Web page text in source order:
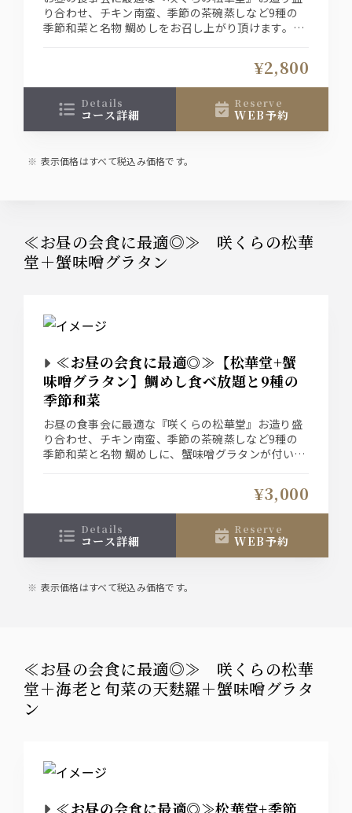
り合わせ、チキン南蛮、季節の茶碗蒸しなど9種の
季節和菜と名物 鯛めしをお召し上がり頂けます。
¥2,800
details
コース詳細
reserve
WEB予約
表示価格はすべて税込み価格です。
≪お昼の会食に最適◎≫ 咲くらの松華
堂＋蟹味噌グラタン
≪お昼の会食に最適◎≫【松華堂+蟹
味噌グラタン】鯛めし食べ放題と9種の
季節和菜
お昼の食事会に最適な『咲くらの松華堂』お造り盛
り合わせ、チキン南蛮、季節の茶碗蒸しなど9種の
季節和菜と名物 鯛めしに、蟹味噌グラタンが付いた
¥3,000
details
コース詳細
reserve
WEB予約
表示価格はすべて税込み価格です。
≪お昼の会食に最適◎≫ 咲くらの松華
堂＋海老と旬菜の天麩羅＋蟹味噌グラタ
ン
≪お昼の会食に最適◎≫松華堂+季節